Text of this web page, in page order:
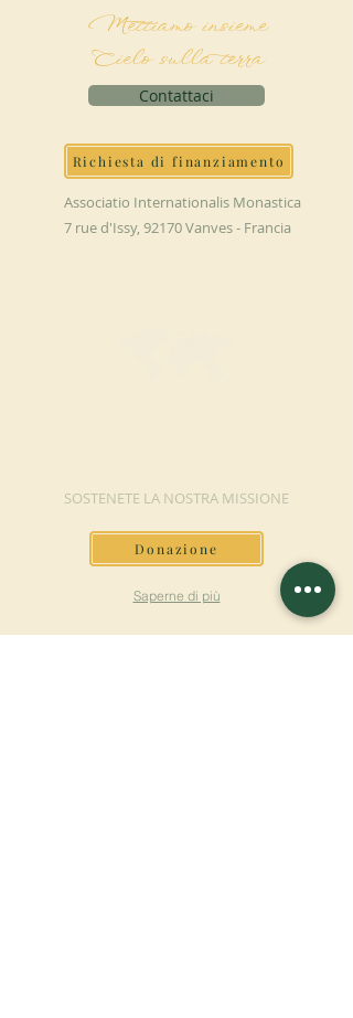
Mettiamo insieme
Cielo sulla terra
Contattaci
Richiesta di finanziamento
Associatio Internationalis Monastica
7 rue d'Issy, 92170 Vanves - Francia
SOSTENETE LA NOSTRA MISSIONE
Donazione
Saperne di più